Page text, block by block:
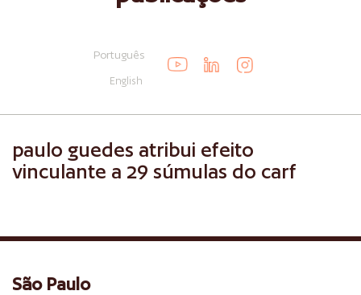
Português
English
paulo guedes atribui efeito
vinculante a 29 súmulas do carf
São Paulo